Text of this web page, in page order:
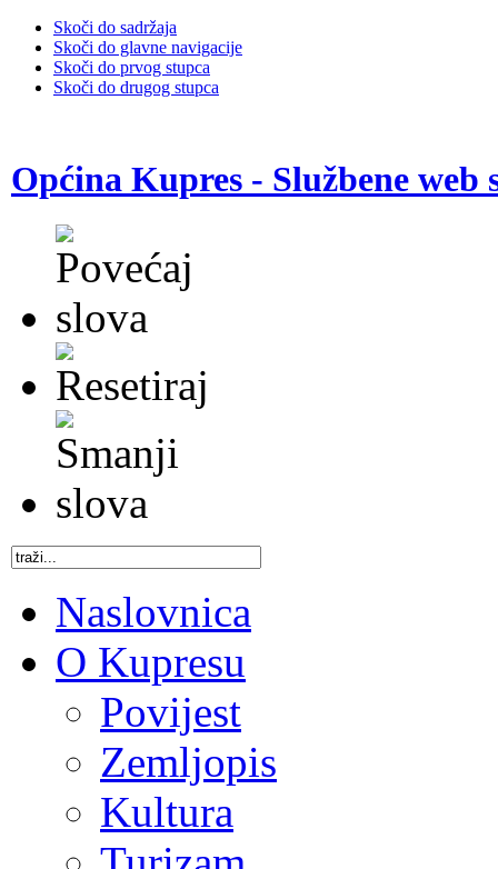
Skoči do sadržaja
Skoči do glavne navigacije
Skoči do prvog stupca
Skoči do drugog stupca
Općina Kupres - Službene web
Naslovnica
O Kupresu
Povijest
Zemljopis
Kultura